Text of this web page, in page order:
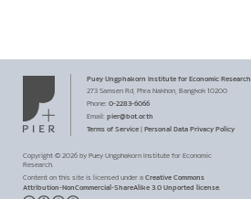
Puey Ungphakorn Institutefor Economic Research
273 Samsen Rd,Phra Nakhon,Bangkok 10200
Phone: 0-2283-6066
Email: pier@bot.or.th
Terms of Service|Personal Data Privacy Policy
Copyright ©2026by Puey Ungphakorn Institute for Economic
Research.
Content on this site is licensed under aCreative Commons
Attribution-NonCommercial-ShareAlike 3.0 Unported license.